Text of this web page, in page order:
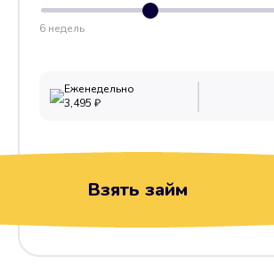
6 недель
Еженедельно
3,495 ₽
Взять займ